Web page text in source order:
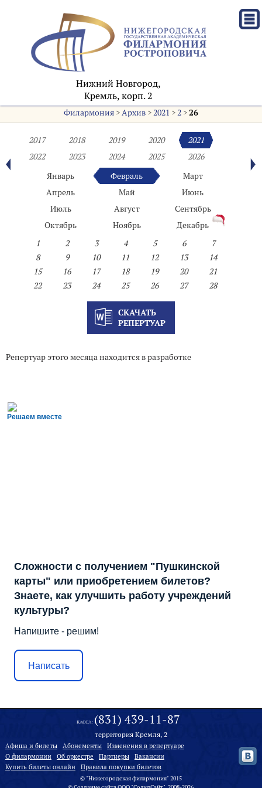
Нижний Новгород,
Кремль, корп. 2
Филармония>Архив>2021 >2>26
2017 2018 2019 2020
2021
2022
2023 2024 2025
2026
Январь
Февраль
Март
Апрель
Май
Июнь
Июль
Август
Сентябрь
Октябрь
Ноябрь
Декабрь
1
2 3 4 5 6
7
8
9 10 11 12 13
14
15
16 17 18 19 20
21
22
23 24 25 26 27 28
СКАЧАТЬ
РЕПЕРТУАР
Репертуар этого месяца находится в разработке
Решаем вместе
Сложности с получением "Пушкинской
карты" или приобретением билетов?
Знаете, как улучшить работу учреждений
культуры?
Напишите - решим!
Написать
КАССА: (831) 439-11-87
территория Кремля, 2
Афиша и билеты Абонементы
Изменения в репертуаре
О филармонии
Oб оркестре Партнеры
Вакансии
Купить билеты онлайн
Правила покупки билетов
© "Нижегородская филармония" 2015